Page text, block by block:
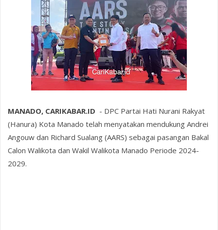
MANADO, CARIKABAR.ID - DPC Partai Hati Nurani Rakyat
(Hanura) Kota Manado telah menyatakan mendukung Andrei
Angouw dan Richard Sualang (AARS) sebagai pasangan Bakal
Calon Walikota dan Wakil Walikota Manado Periode 2024-
2029.